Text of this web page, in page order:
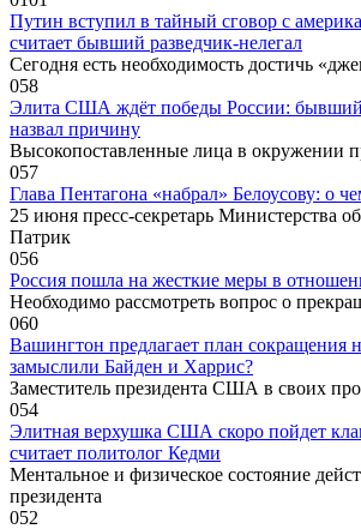
Путин вступил в тайный сговор с
считает бывший разведчик-нелегал
Сегодня есть необходимость достичь
058
Элита США ждёт победы России: бывший
назвал причину
Высокопоставленные лица в окружении
057
Глава Пентагона «набрал» Белоусову: о
25 июня пресс-секретарь Министерства
Патрик
056
Россия пошла на жесткие меры в
Необходимо рассмотреть вопрос о
060
Вашингтон предлагает план сокращения
замыслили Байден и Харрис?
Заместитель президента США в своих
054
Элитная верхушка США скоро пойдет
считает политолог Кедми
Ментальное и физическое состояние
президента
052